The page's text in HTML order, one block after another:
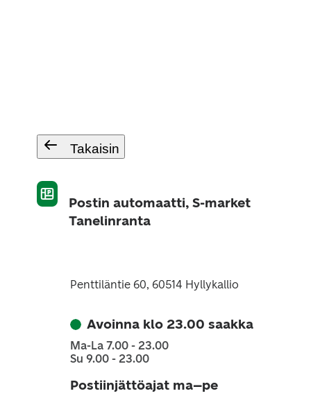
Takaisin
Postin automaatti, S-market
Tanelinranta
Penttiläntie 60, 60514 Hyllykallio
Avoinna klo 23.00 saakka
Ma-La 7.00 - 23.00
Su 9.00 - 23.00
Postiinjättöajat ma–pe